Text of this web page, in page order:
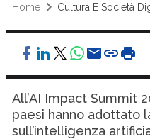
Home Cultura E Società
All’AI Impact Summit
paesi hanno adottato
sull’intelligenza